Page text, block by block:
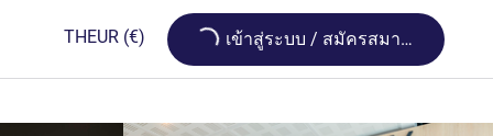
THEUR (€) Loading...
เข้าสู่ระบบ / สมัครสมาชิก